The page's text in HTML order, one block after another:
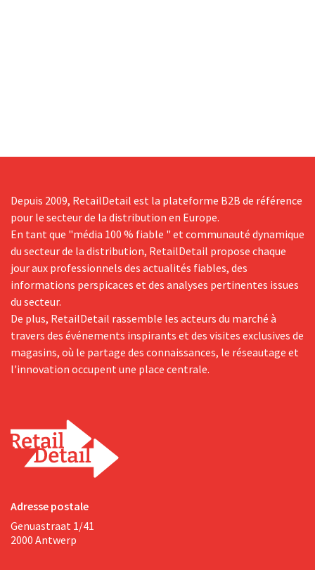
Depuis 2009, RetailDetail est la plateforme B2B de référence
pour le secteur de la distribution en Europe.
En tant que "média 100 % fiable " et communauté dynamique
du secteur de la distribution, RetailDetail propose chaque
jour aux professionnels des actualités fiables, des
informations perspicaces et des analyses pertinentes issues
du secteur.
De plus, RetailDetail rassemble les acteurs du marché à
travers des événements inspirants et des visites exclusives de
magasins, où le partage des connaissances, le réseautage et
l'innovation occupent une place centrale.
Adresse postale
Genuastraat 1/41
2000 Antwerp